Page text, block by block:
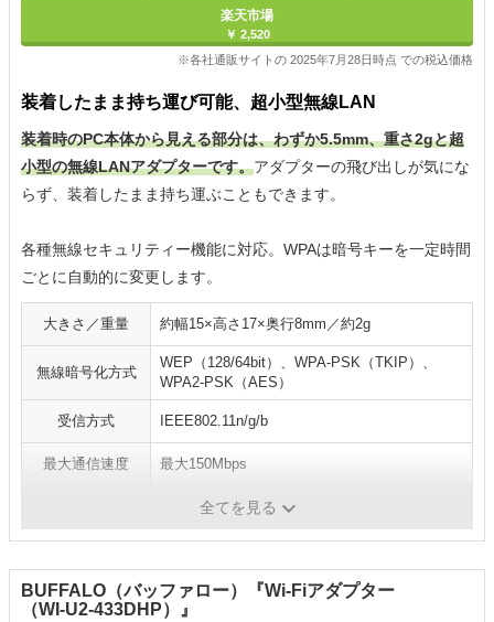
楽天市場
￥ 2,520
※各社通販サイトの 2025年7月28日時点 での税込価格
装着したまま持ち運び可能、超小型無線LAN
装着時のPC本体から見える部分は、わずか5.5mm、重さ2gと超
小型の無線LANアダプターです。アダプターの飛び出しが気にな
らず、装着したまま持ち運ぶこともできます。
各種無線セキュリティー機能に対応。WPAは暗号キーを一定時間
ごとに自動的に変更します。
大きさ／重量 約幅15×高さ17×奥行8mm／約2g
無線暗号化方式
WEP（128/64bit）、WPA-PSK（TKIP）、
WPA2-PSK（AES）
受信方式 IEEE802.11n/g/b
最大通信速度 最大150Mbps
WPS対応全てを見る
BUFFALO（バッファロー）『Wi-Fiアダプター
（WI-U2-433DHP）』